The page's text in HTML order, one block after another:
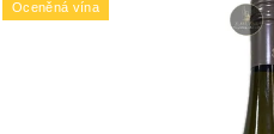
Oceněná vína